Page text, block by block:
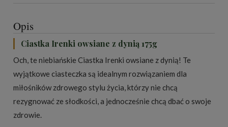
Opis
Ciastka Irenki owsiane z dynią 175g
Och, te niebiańskie Ciastka Irenki owsiane z dynią! Te
wyjątkowe ciasteczka są idealnym rozwiązaniem dla
miłośników zdrowego stylu życia, którzy nie chcą
rezygnować ze słodkości, a jednocześnie chcą dbać o swoje
zdrowie.